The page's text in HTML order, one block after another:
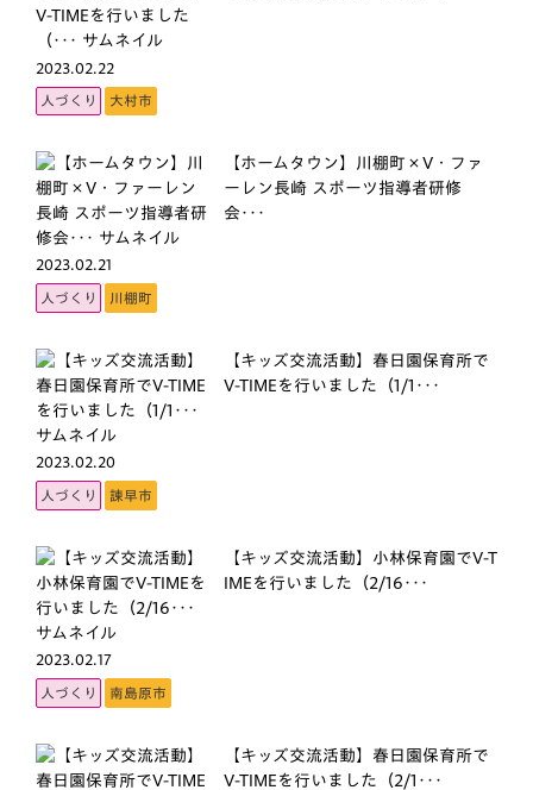
2023.02.22
人づくり 大村市
2023.02.21
【ホームタウン】川棚町×V・ファ
ーレン長崎 スポーツ指導者研修
会･･･
人づくり 川棚町
2023.02.20
【キッズ交流活動】春日園保育所で
V-TIMEを行いました（1/1･･･
人づくり 諫早市
2023.02.17
【キッズ交流活動】小林保育園でV-T
IMEを行いました（2/16･･･
人づくり 南島原市
【キッズ交流活動】春日園保育所で
V-TIMEを行いました（2/1･･･